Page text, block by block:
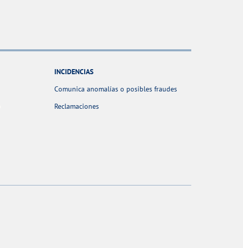
INCIDENCIAS
Comunica anomalías o posibles fraudes
Reclamaciones